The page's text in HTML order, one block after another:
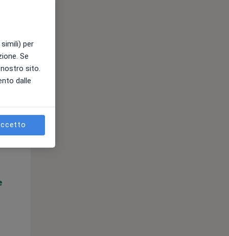
11 Ago
per
Se
sito.
dalle